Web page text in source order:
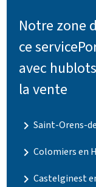
Notre zone
ce
avec
la vente
navigate_nextSaint-Orens-
navigate_nextColomiers en
navigate_nextCastelginest